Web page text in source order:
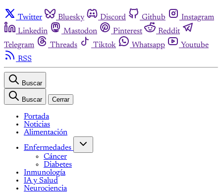
Twitter Bluesky Discord Github
Instagram
Linkedin
Mastodon Pinterest
Reddit
Telegram
Threads Tiktok Whatsapp
Youtube
RSS
Buscar
Buscar Cerrar
Portada
Noticias
Alimentación
Enfermedades
Cáncer
Diabetes
Inmunología
IA y Salud
Neurociencia